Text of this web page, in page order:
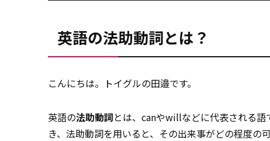
英語の法助動詞とは？
こんにちは。トイグルの田邉です。
英語の法助動詞とは、canやwillなどに代表される語
き、法助動詞を用いると、その出来事がどの程度の